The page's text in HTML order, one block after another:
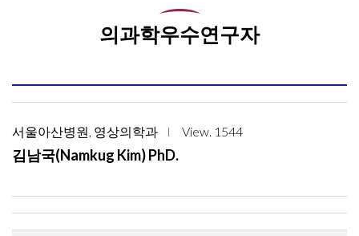
의과학우수연구자
서울아산병원, 영상의학과 View. 1544
김남국(Namkug Kim) PhD.